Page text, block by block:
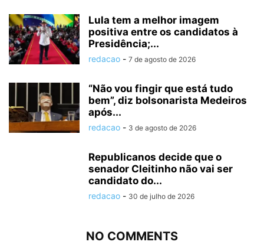
Lula tem a melhor imagem
positiva entre os candidatos à
Presidência;...
redacao - 7 de agosto de 2026
“Não vou fingir que está tudo
bem”, diz bolsonarista Medeiros
após...
redacao - 3 de agosto de 2026
Republicanos decide que o
senador Cleitinho não vai ser
candidato do...
redacao - 30 de julho de 2026
NO COMMENTS